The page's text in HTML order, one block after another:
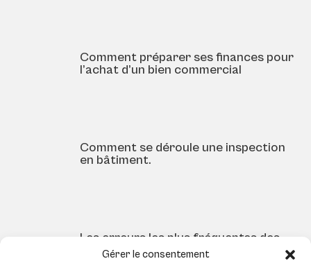
Gérer le consentement
Comment préparer ses finances pour
l’achat d’un bien commercial
Comment se déroule une inspection
en bâtiment.
Les erreurs les plus fréquentes des
vendeurs débutants (et comment les